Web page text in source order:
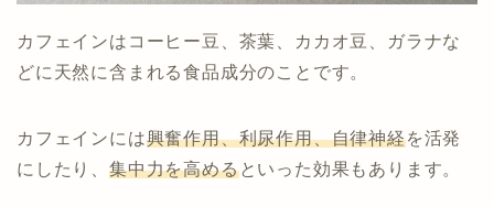
カフェインはコーヒー豆、茶葉、カカオ豆、ガラナな
どに天然に含まれる食品成分のことです。
カフェインには興奮作用、利尿作用、自律神経を活発
にしたり、 集中力を高めるといった効果もあります。